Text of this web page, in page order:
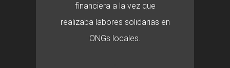
financiera a la vez que
realizaba labores solidarias en
ONGs locales.